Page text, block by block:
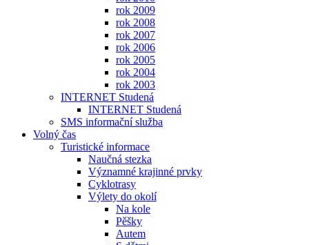
rok 2009
rok 2008
rok 2007
rok 2006
rok 2005
rok 2004
rok 2003
INTERNET Studená
INTERNET Studená
SMS informační služba
Volný čas
Turistické informace
Naučná stezka
Významné krajinné prvky
Cyklotrasy
Výlety do okolí
Na kole
Pěšky
Autem